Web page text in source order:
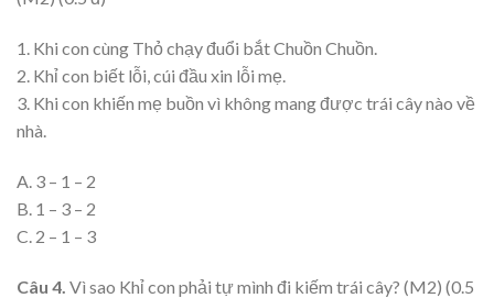
1. Khi con cùng Thỏ chạy đuổi bắt Chuồn Chuồn.
2. Khỉ con biết lỗi, cúi đầu xin lỗi mẹ.
3. Khi con khiến mẹ buồn vì không mang được trái cây nào về
nhà.
A. 3 – 1 – 2
B. 1 – 3 – 2
C. 2 – 1 – 3
Câu 4. Vì sao Khỉ con phải tự mình đi kiếm trái cây? (M2) (0.5